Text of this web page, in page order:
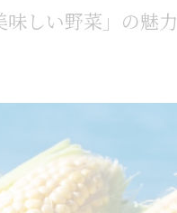
しい野菜」の魅力